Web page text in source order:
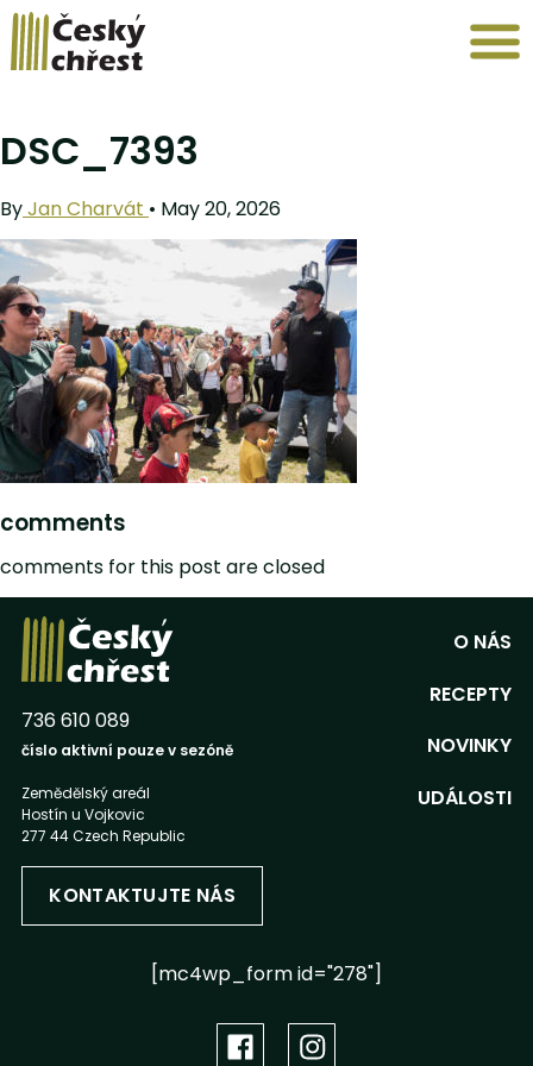
DSC_7393
ByJan Charvát • May 20, 2026
comments
comments for this post are closed
736 610 089
číslo aktivní pouze v sezóně
Zemědělský areál
Hostín u Vojkovic
277 44 Czech Republic
KONTAKTUJTE NÁS
O NÁS
RECEPTY
NOVINKY
UDÁLOSTI
[mc4wp_form id="278"]